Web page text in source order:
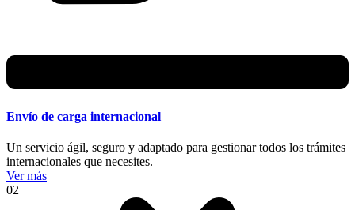
Envío de carga internacional
Un servicio ágil, seguro y adaptado para gestionar todos los trámites
internacionales que necesites.
Ver más
02